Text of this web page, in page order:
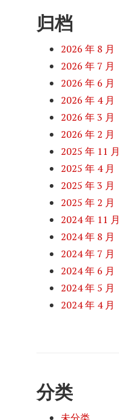
归档
2026 年 8 月
2026 年 7 月
2026 年 6 月
2026 年 4 月
2026 年 3 月
2026 年 2 月
2025 年 11 月
2025 年 4 月
2025 年 3 月
2025 年 2 月
2024 年 11 月
2024 年 8 月
2024 年 7 月
2024 年 6 月
2024 年 5 月
2024 年 4 月
分类
未分类